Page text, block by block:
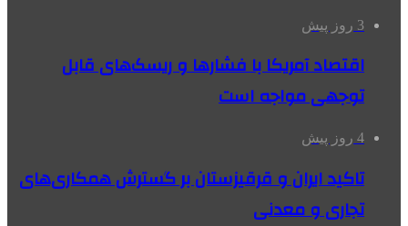
3 روز پیش
اقتصاد آمریکا با فشارها و ریسک‌های قابل
توجهی مواجه است
4 روز پیش
تاکید ایران و قرقیزستان بر گسترش همکاری‌های
تجاری و معدنی